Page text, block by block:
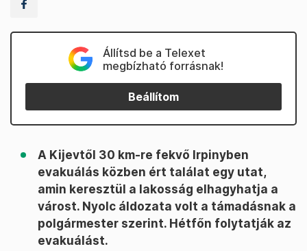
Állítsd be a Telexet
megbízható forrásnak!
Beállítom
A Kijevtől 30 km-re fekvő Irpinyben
evakuálás közben ért találat egy utat,
amin keresztül a lakosság elhagyhatja a
várost. Nyolc áldozata volt a támadásnak a
polgármester szerint. Hétfőn folytatják az
evakuálást.